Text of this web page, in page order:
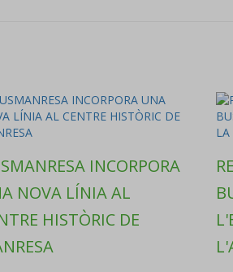
INCORPORA
NOVA LÍNIA AL
HISTÒRIC DE